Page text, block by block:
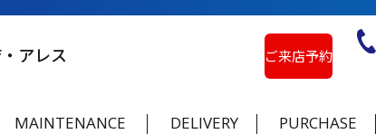
アレス ご来店予約
MAINTENANCE DELIVERY PURCHASE